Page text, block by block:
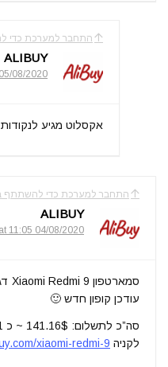
התחבר למערכת כדי
ALIBUY
05/08/2020 at 12:10
אקסלוט מגיע
התחבר למערכת כדי להשתתף
ALIBUY
04/08/2020 at 11:05
סמארטפון Xiaomi Redmi 9 דגם 4GB 64GB גירסא גלובלית
עודכן קופון חדש 🙂
סה”כ לתשלום: 141.16$ ~ כ 481 ₪ בלבד
לקניה xiaomi-redmi-9/